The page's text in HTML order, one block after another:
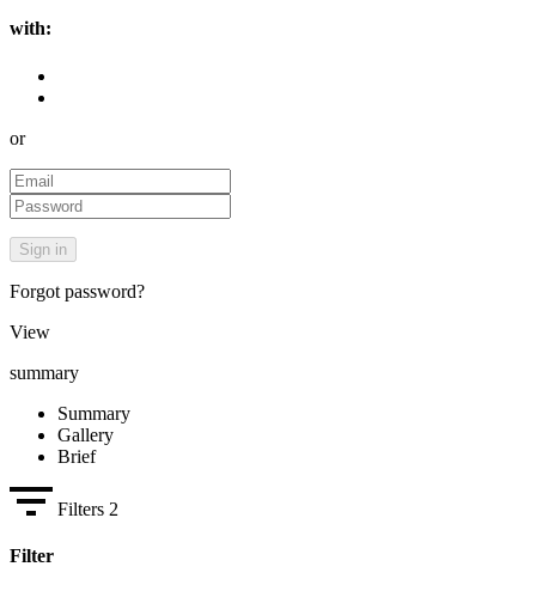
with:
or
Forgot password?
View
summary
Summary
Gallery
Brief
Filters 2
Filter